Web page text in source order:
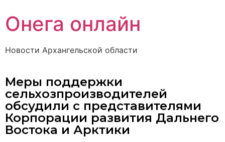
Онега онлайн
Новости Архангельской области
Меры поддержки
сельхозпроизводителей
обсудили с представителями
Корпорации развития Дальнего
Востока и Арктики